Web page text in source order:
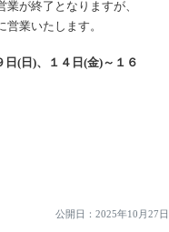
が終了となりますが、
業いたします。
(日)、１４日(金)～１６
公開日： 2025年10月27日